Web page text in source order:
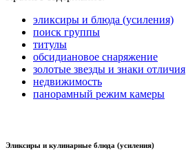
эликсиры и блюда (усиления)
поиск группы
титулы
обсидиановое снаряжение
золотые звезды и знаки отличия
недвижимость
панорамный режим камеры
Эликсиры и кулинарные блюда (усиления)